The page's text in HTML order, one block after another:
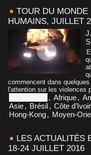
TOUR DU MONDE
HUMAINS, JUILLET
commencent dans
l'attention sur les violences
, Afrique,
Asie, Brésil, Côte
Hong-Kong, Moyen-
LES ACTUALITÉS
18-24 JUILLET 2016